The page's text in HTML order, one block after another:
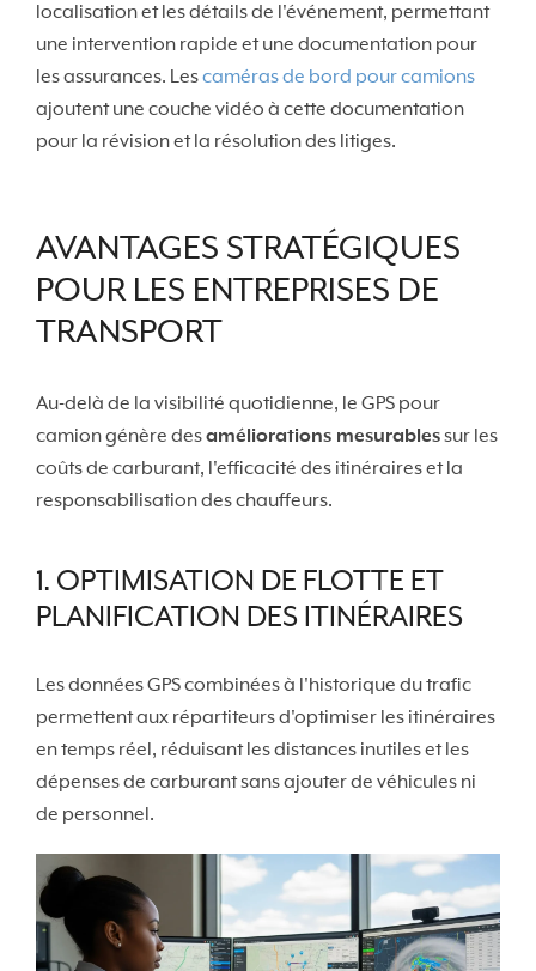
localisation et les détails de l'événement, permettant
une intervention rapide et une documentation pour
les assurances. Lescaméras de bord pour camions
ajoutent une couche vidéo à cette documentation
pour la révision et la résolution des litiges.
AVANTAGES STRATÉGIQUES
POUR LES ENTREPRISES DE
TRANSPORT
Au-delà de la visibilité quotidienne, le GPS pour
camion génère desaméliorations mesurablessur les
coûts de carburant, l'efficacité des itinéraires et la
responsabilisation des chauffeurs.
1. OPTIMISATION DE FLOTTE ET
PLANIFICATION DES ITINÉRAIRES
Les données GPS combinées à l'historique du trafic
permettent aux répartiteurs d'optimiser les itinéraires
en temps réel, réduisant les distances inutiles et les
dépenses de carburant sans ajouter de véhicules ni
de personnel.